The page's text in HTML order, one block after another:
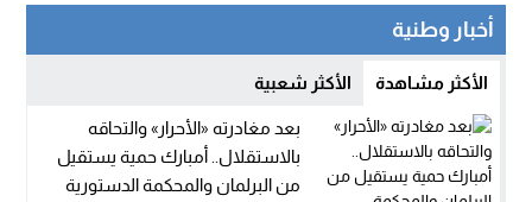
أخبار وطنية
الأكثر مشاهدة الأكثر شعبية
بعد مغادرته «الأحرار» والتحاقه
بالاستقلال.. أمبارك حمية يستقيل
من البرلمان والمحكمة الدستورية